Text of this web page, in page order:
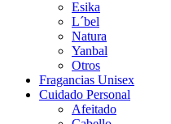
Esika
L´bel
Natura
Yanbal
Otros
Fragancias Unisex
Cuidado Personal
Afeitado